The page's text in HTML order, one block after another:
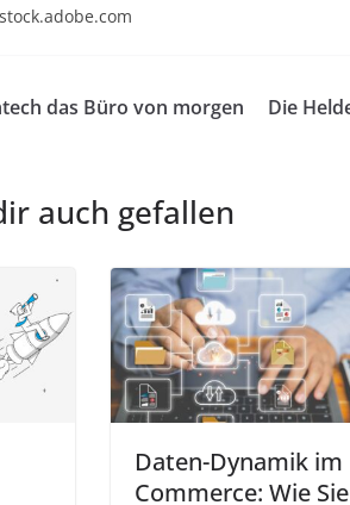
das Büro von morgen
Die
auch gefallen
Daten-Dynamik im
Commerce: Wie Sie